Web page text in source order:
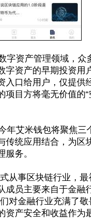
资产管理领域，众
字资产的早期投资用
入口给用户，仅提供
目方将毫无价值的“
艾米钱包将聚焦三
传统应用结合，为区
管理服务。
从事区块链行业，最
成员主要来自于金融
对金融行业充满了
资产安全和收益作为